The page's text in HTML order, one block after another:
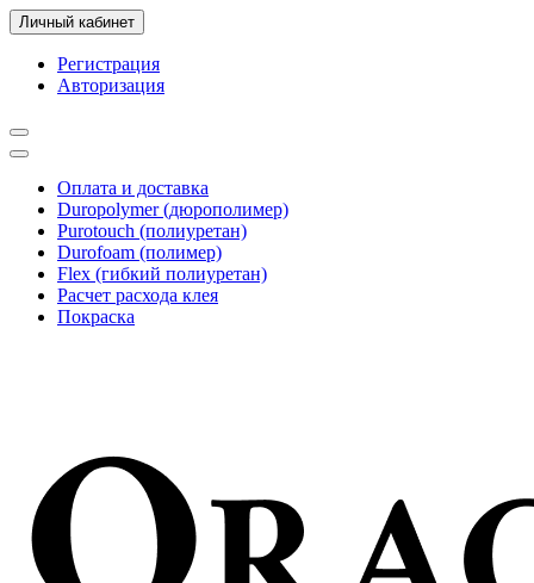
Личный кабинет
Регистрация
Авторизация
Оплата и доставка
Duropolymer (дюрополимер)
Purotouch (полиуретан)
Durofoam (полимер)
Flex (гибкий полиуретан)
Расчет расхода клея
Покраска